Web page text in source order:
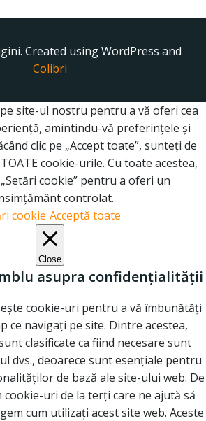
Created using WordPress and
Colibri
site-ul nostru pentru a vă oferi cea
amintindu-vă preferințele și
clic pe „Accept toate”, sunteți de
cookie-urile. Cu toate acestea,
cookie” pentru a oferi un
controlat.
cookie Acceptă toate
Close
asupra confidențialității
cookie-uri pentru a vă îmbunătăți
ce navigați pe site. Dintre acestea,
clasificate ca fiind necesare sunt
dvs., deoarece sunt esențiale pentru
de bază ale site-ului web. De
cookie-uri de la terți care ne ajută să
cum utilizați acest site web. Aceste